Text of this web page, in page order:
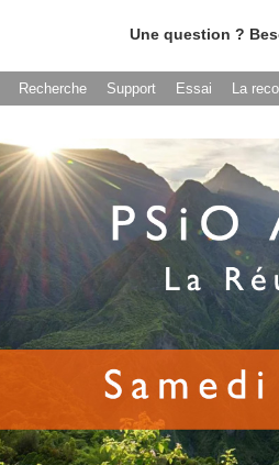
Une question ?
Recherche Support Essai La